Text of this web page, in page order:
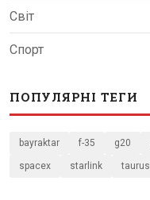
Світ
Спорт
ПОПУЛЯРНІ ТЕГИ
bayraktar f-35 g20
spacex starlink taurus